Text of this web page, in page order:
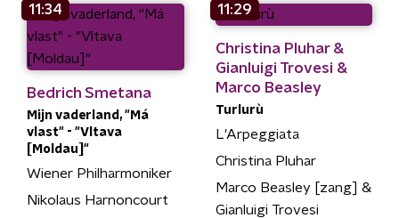
11:34
Bedrich Smetana
Mijn vaderland, "Má
vlast" - "Vltava
[Moldau]"
Wiener Philharmoniker
Nikolaus Harnoncourt
11:29
Christina Pluhar &
Gianluigi Trovesi &
Marco Beasley
Turlurù
L'Arpeggiata
Christina Pluhar
Marco Beasley [zang] &
Gianluigi Trovesi